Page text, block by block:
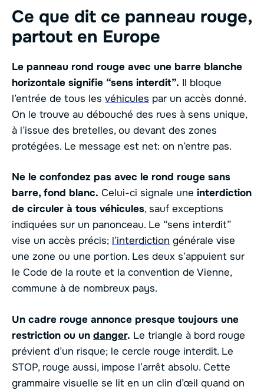
Ce que dit ce panneau rouge,
partout en Europe
Le panneau rond rouge avec une barre blanche
horizontale signifie “sens interdit”. Il bloque
l’entrée de tous les véhicules par un accès donné.
On le trouve au débouché des rues à sens unique,
à l’issue des bretelles, ou devant des zones
protégées. Le message est net: on n’entre pas.
Ne le confondez pas avec le rond rouge sans
barre, fond blanc. Celui-ci signale une interdiction
de circuler à tous véhicules, sauf exceptions
indiquées sur un panonceau. Le “sens interdit”
vise un accès précis; l’interdiction générale vise
une zone ou une portion. Les deux s’appuient sur
le Code de la route et la convention de Vienne,
commune à de nombreux pays.
Un cadre rouge annonce presque toujours une
restriction ou un danger. Le triangle à bord rouge
prévient d’un risque; le cercle rouge interdit. Le
STOP, rouge aussi, impose l’arrêt absolu. Cette
grammaire visuelle se lit en un clin d’œil quand on